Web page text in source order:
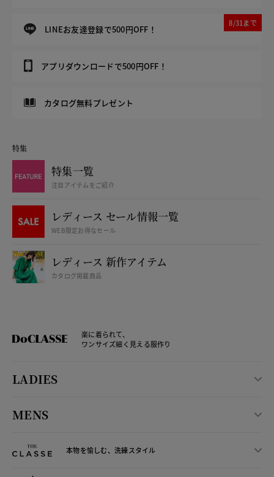
LINEお友達登録で500円OFF！
8/31まで
アプリダウンロードで500円OFF！
カタログ無料プレゼント
特集
特集一覧
注目アイテムをご紹介
レディース セール情報一覧
WEB限定お得なセール
レディース 新作アイテム
カタログ掲載商品
楽に着られて、
ワンサイズ細く見える服作り
LADIES
MENS
本物を愉しむ、洗練スタイル